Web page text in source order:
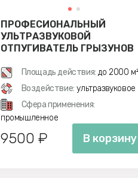
ПРОФЕСИОНАЛЬНЫЙ
УЛЬТРАЗВУКОВОЙ
ОТПУГИВАТЕЛЬ ГРЫЗУНОВ
Площадь действия: до 2000
Воздействие: ультразвуковое
Сфера применения:
промышленное
9500 ₽ В корзину